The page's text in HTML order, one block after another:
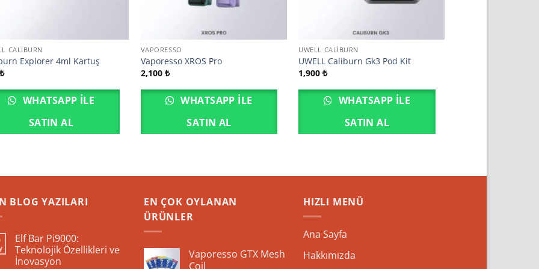
CALIBURN
Explorer 4ml Kartuş
₺
WHATSAPP ILE
SATIN AL
VAPORESSO
Vaporesso XROS Pro
2,100 ₺
WHATSAPP ILE
SATIN AL
UWELL CALIBURN
UWELL Caliburn Gk3 Pod Kit
1,900₺
WHATSAPP ILE
SATIN AL
BLOG YAZILARI
Elf Bar Pi9000:
Teknolojik Özellikleri ve
İnovasyon
EN ÇOK OYLANAN
ÜRÜNLER
Vaporesso GTX Mesh
Coil
HIZLI MENÜ
Ana Sayfa
Hakkımızda